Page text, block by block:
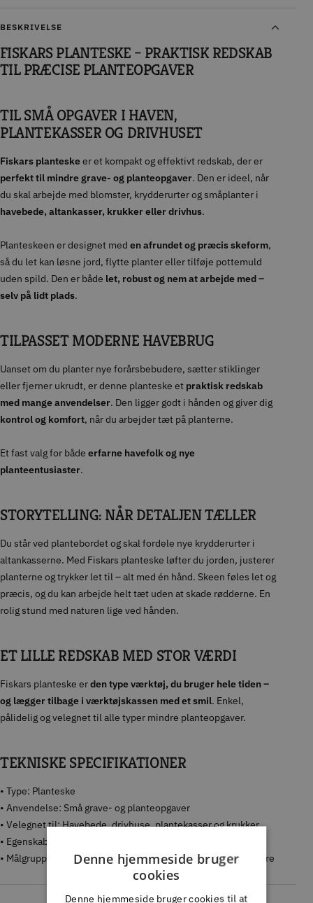
BESKRIVELSE
FISKARS PLANTESKE – PRAKTISK REDSKAB
TIL PRÆCISE PLANTEOPGAVER
TIL SMÅ OPGAVER I HAVEN,
PLANTEKASSER OG DRIVHUSET
Fiskars planteskeer et kompakt og effektivt redskab, der er
perfekt til mindre grave- og planteopgaver. Den er ideel, når
du skal arbejde med blomster, krydderurter og småplanter i
havebede, altankasser, krukker eller drivhus.
Planteskeen er designet med en afrundet og præcis skeform,
så du let kan løsne jord, flytte planter eller tilføje pottemuld
uden spild. Den er både let, robust og nem at arbejde med –
selv på lidt plads.
TILPASSET MODERNE HAVEBRUG
Uanset om du planter nye forårsbebudere, sætter stiklinger
eller fjerner ukrudt, er denne planteske et praktisk redskab
med mange anvendelser. Den ligger godt i hånden og giver dig
kontrol og komfort, når du arbejder tæt på planterne.
Et fast valg for både erfarne havefolk og nye
planteentusiaster.
STORYTELLING: NÅR DETALJEN TÆLLER
Du står ved plantebordet og skal fordele nye krydderurter i
altankasserne. Med Fiskars planteske løfter du jorden, justerer
planterne og trykker let til – alt med én hånd. Skeen føles let og
præcis, og du kan arbejde helt tæt uden at skade rødderne. En
rolig stund med naturen lige ved hånden.
ET LILLE REDSKAB MED STOR VÆRDI
Fiskars planteske erden type værktøj, du bruger hele tiden –
og lægger tilbage i værktøjskassen med et smil. Enkel,
pålidelig og velegnet til alle typer mindre planteopgaver.
TEKNISKE SPECIFIKATIONER
• Type: Planteske
• Anvendelse: Små grave- og planteopgaver
• Velegnet til: Havebede, drivhuse, plantekasser og krukker
• Egenskaber: Let, robust, præcis skeform
• Målgruppe: Hjemmegartnere, drivhusbrugere, altanhaveejere
Denne hjemmeside bruger
cookies
Denne hjemmeside bruger cookies til at